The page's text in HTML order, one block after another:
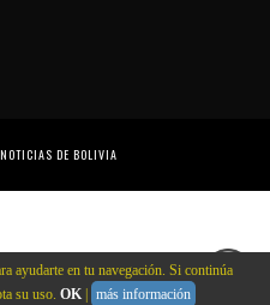
NOTICIAS DE BOLIVIA
ayudarte en tu navegación. Si continúa
su uso. OK más información